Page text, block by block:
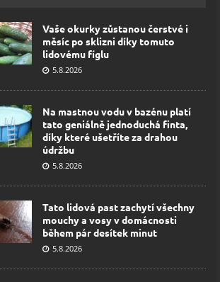
Vaše okurky zůstanou čerstvé i
měsíc po sklizni díky tomuto
lidovému fíglu
5.8.2026
Na mastnou vodu v bazénu platí
tato geniálně jednoduchá finta,
díky které ušetříte za drahou
údržbu
5.8.2026
Tato lidová past zachytí všechny
mouchy a vosy v domácnosti
během pár desítek minut
5.8.2026